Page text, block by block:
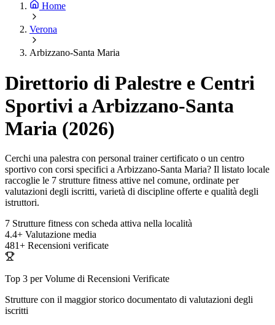
Home
Verona
Arbizzano-Santa Maria
Direttorio di Palestre e Centri
Sportivi a Arbizzano-Santa
Maria (2026)
Cerchi una palestra con personal trainer certificato o un centro
sportivo con corsi specifici a Arbizzano-Santa Maria? Il listato locale
raccoglie le 7 strutture fitness attive nel comune, ordinate per
valutazioni degli iscritti, varietà di discipline offerte e qualità degli
istruttori.
7 Strutture fitness con scheda attiva nella località
4.4+ Valutazione media
481+ Recensioni verificate
Top 3 per Volume di Recensioni Verificate
Strutture con il maggior storico documentato di valutazioni degli
iscritti